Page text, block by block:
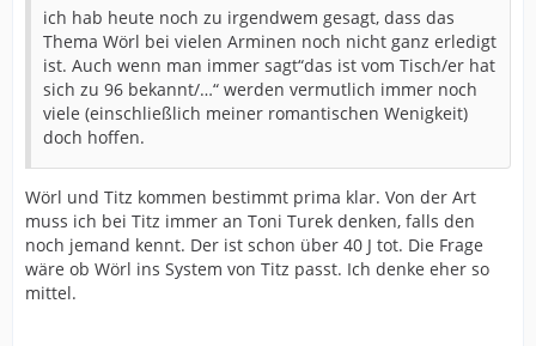
ich hab heute noch zu irgendwem gesagt, dass das
Thema Wörl bei vielen Arminen noch nicht ganz erledigt
ist. Auch wenn man immer sagt“das ist vom Tisch/er hat
sich zu 96 bekannt/…“ werden vermutlich immer noch
viele (einschließlich meiner romantischen Wenigkeit)
doch hoffen.
Wörl und Titz kommen bestimmt prima klar. Von der Art
muss ich bei Titz immer an Toni Turek denken, falls den
noch jemand kennt. Der ist schon über 40 J tot. Die Frage
wäre ob Wörl ins System von Titz passt. Ich denke eher so
mittel.